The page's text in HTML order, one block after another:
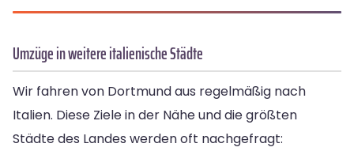
Umzüge in weitere italienische Städte
Wir fahren von Dortmund aus regelmäßig nach
Italien. Diese Ziele in der Nähe und die größten
Städte des Landes werden oft nachgefragt: